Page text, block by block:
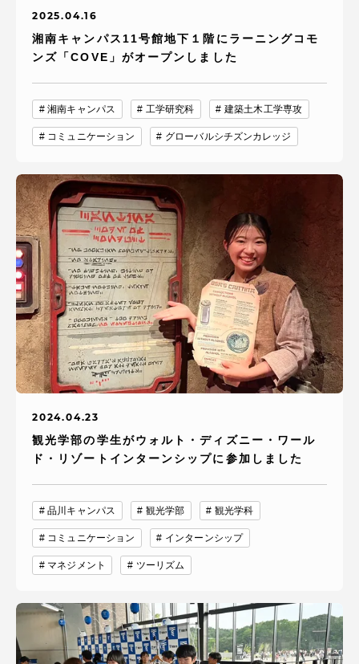
2025.04.16
湘南キャンパス11号館地下１階にラーニングコモ
ンズ「COVE」がオープンしました
湘南キャンパス 工学研究科 建築土木工学専攻
コミュニケーション グローバルシチズンカレッジ
2024.04.23
観光学部の学生がウォルト・ディズニー・ワール
ド・リゾートインターンシップに参加しました
品川キャンパス 観光学部 観光学科
コミュニケーション インターンシップ
マネジメント ツーリズム